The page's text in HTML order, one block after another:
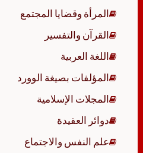
المرأة وقضايا المجتمع
القرآن والتفسير
اللغة العربية
المؤلفات بصيغة الوورد
المجلات الإسلامية
دوائر العقيدة
علم النفس والاجتماع